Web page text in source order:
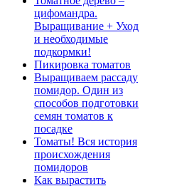
цифомандра.
Выращивание + Уход
и необходимые
подкормки!
Пикировка томатов
Выращиваем рассаду
помидор. Один из
способов подготовки
семян томатов к
посадке
Томаты! Вся история
происхождения
помидоров
Как вырастить